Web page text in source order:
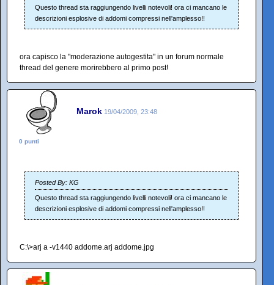
Questo thread sta raggiungendo livelli notevoli! ora ci mancano le
descrizioni esplosive di addomi compressi nell'amplesso!!
ora capisco la "moderazione autogestita" in un forum normale
thread del genere morirebbero al primo post!
Marok 19/04/2009, 23:48
0 punti
Posted By: KG
Questo thread sta raggiungendo livelli notevoli! ora ci mancano le
descrizioni esplosive di addomi compressi nell'amplesso!!
C:\>arj a -v1440 addome.arj addome.jpg